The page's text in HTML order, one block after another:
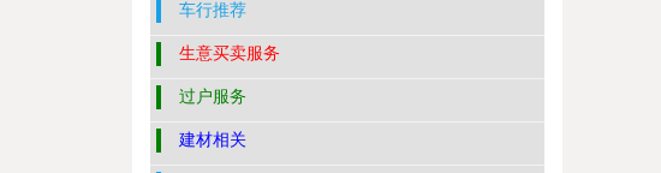
车行推荐
生意买卖服务
过户服务
建材相关